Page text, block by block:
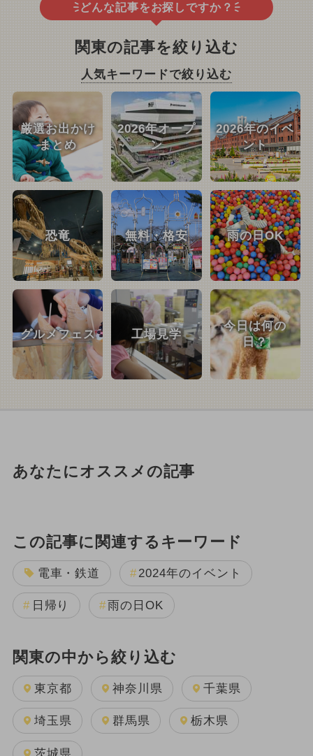
どんな記事をお探しですか？
関東の記事を絞り込む
人気キーワードで絞り込む
厳選お出かけ
まとめ
2026年オープ
ン
2026年のイベ
ント
恐竜 無料・格安 雨の日OK
グルメフェス 工場見学
今日は何の
日？
あなたにオススメの記事
この記事に関連するキーワード
電車・鉄道 2024年のイベント
日帰り 雨の日OK
関東の中から絞り込む
東京都 神奈川県 千葉県
埼玉県 群馬県 栃木県
茨城県